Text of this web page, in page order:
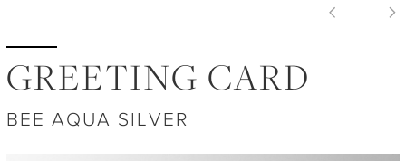
GREETING CARD
BEE AQUA SILVER